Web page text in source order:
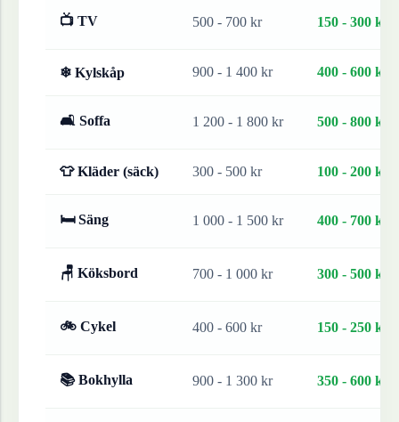
📺 TV 500 - 700 kr 150 - 300 kr
❄ Kylskåp 900 - 1 400 kr 400 - 600 kr
🛋 Soffa 1 200 - 1 800 kr 500 - 800 kr
👕 Kläder (säck) 300 - 500 kr 100 - 200 kr
🛏 Säng 1 000 - 1 500 kr 400 - 700 kr
🪑 Köksbord 700 - 1 000 kr 300 - 500 kr
🚲 Cykel 400 - 600 kr 150 - 250 kr
📚 Bokhylla 900 - 1 300 kr 350 - 600 kr